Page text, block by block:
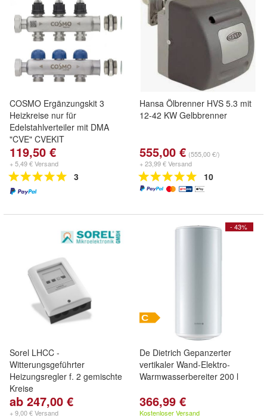
COSMO Ergänzungskit 3
Heizkreise nur für
Edelstahlverteiler mit DMA
"CVE" CVEKIT
119,50 €
+ 5,49 € Versand
3
Hansa Ölbrenner HVS 5.3 mit
12-42 KW Gelbbrenner
555,00 € (555,00 €/)
+ 23,99 € Versand
10
Sorel LHCC -
Witterungsgeführter
Heizungsregler f. 2 gemischte
Kreise
ab 247,00 €
+ 9,00 € Versand
- 43%
De Dietrich Gepanzerter
vertikaler Wand-Elektro-
Warmwasserbereiter 200 l
366,99 €
Kostenloser Versand